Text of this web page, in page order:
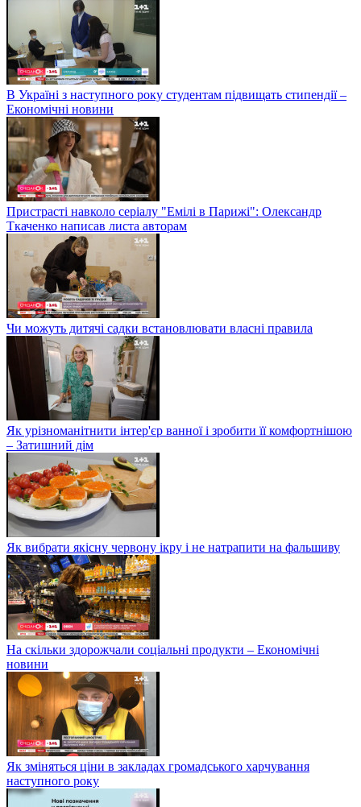
В Україні з наступного року студентам підвищать стипендії –
Економічні новини
Пристрасті навколо серіалу "Емілі в Парижі": Олександр
Ткаченко написав листа авторам
Чи можуть дитячі садки встановлювати власні правила
Як урізноманітнити інтер'єр ванної і зробити її комфортнішою
– Затишний дім
Як вибрати якісну червону ікру і не натрапити на фальшиву
На скільки здорожчали соціальні продукти – Економічні
новини
Як зміняться ціни в закладах громадського харчування
наступного року